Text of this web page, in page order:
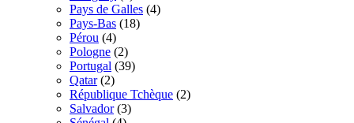
Pays de Galles (4)
Pays-Bas (18)
Pérou (4)
Pologne (2)
Portugal (39)
Qatar (2)
République Tchèque (2)
Salvador (3)